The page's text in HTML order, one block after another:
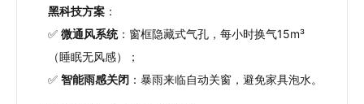
黑科技方案：
✅ 微通风系统：窗框隐藏式气孔，每小时换气15m³
（睡眠无风感）；
✅ 智能雨感关闭：暴雨来临自动关窗，避免家具泡水。